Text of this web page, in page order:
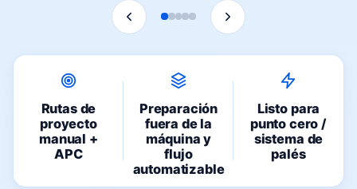
Rutas de
proyecto
manual +
APC
Preparación
fuera de la
máquina y
flujo
automatizable
Listo para
punto cero /
sistema de
palés